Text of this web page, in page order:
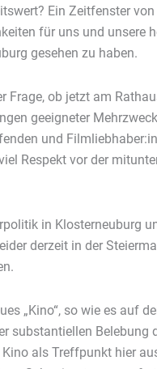
Ein Zeitfenster
für uns und unsere
gesehen zu haben.
Frage, ob jetzt am
geeigneter
und
Respekt vor der
in Klosterneuburg
derzeit in der
„Kino“, so wie es auf
substantiellen Belebung
als Treffpunkt hier